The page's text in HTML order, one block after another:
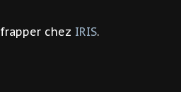
chez IRIS.